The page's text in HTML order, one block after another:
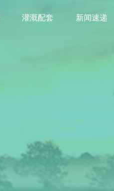
灌溉配套 新闻速递